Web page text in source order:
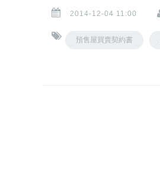
2014-12-04 11:00
預售屋買賣契約書